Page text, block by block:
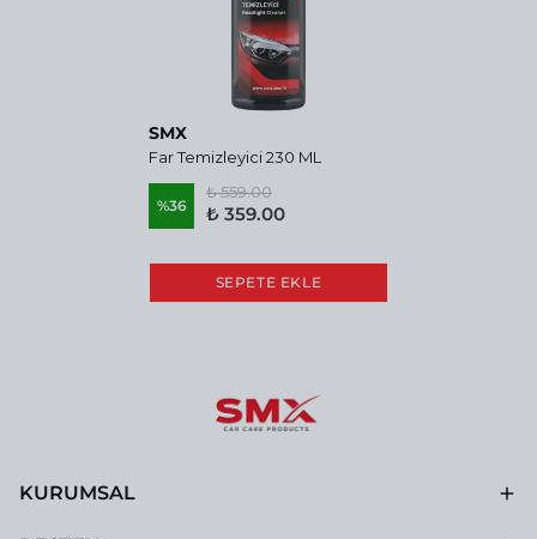
SMX
Far Temizleyici 230 ML
%36
₺ 559.00
₺ 359.00
SEPETE EKLE
KURUMSAL